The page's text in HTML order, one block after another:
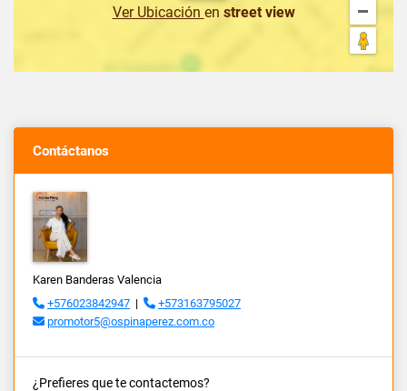
Ver Ubicación en street view
Contáctanos
Karen Banderas Valencia
+576023842947 |
+573163795027
promotor5@ospinaperez.com.co
¿Prefieres que te contactemos?